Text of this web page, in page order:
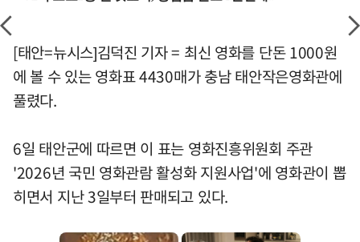
[태안=뉴시스]김덕진 기자 = 최신 영화를 단돈 1000원
에 볼 수 있는 영화표 4430매가 충남 태안작은영화관에
풀렸다.
6일 태안군에 따르면 이 표는 영화진흥위원회 주관
'2026년 국민 영화관람 활성화 지원사업'에 영화관이 뽑
히면서 지난 3일부터 판매되고 있다.